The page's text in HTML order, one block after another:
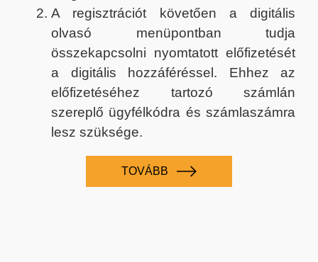
A regisztrációt követően a digitális
olvasó menüpontban tudja
összekapcsolni nyomtatott előfizetését
a digitális hozzáféréssel. Ehhez az
előfizetéséhez tartozó számlán
szereplő ügyfélkódra és számlaszámra
lesz szüksége.
TOVÁBB